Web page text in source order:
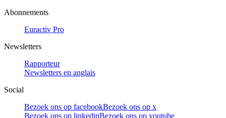
Abonnements
Euractiv Pro
Newsletters
Rapporteur
Newsletters en anglais
Social
Bezoek ons op facebookBezoek ons op x
Bezoek ons op linkedinBezoek ons op youtube